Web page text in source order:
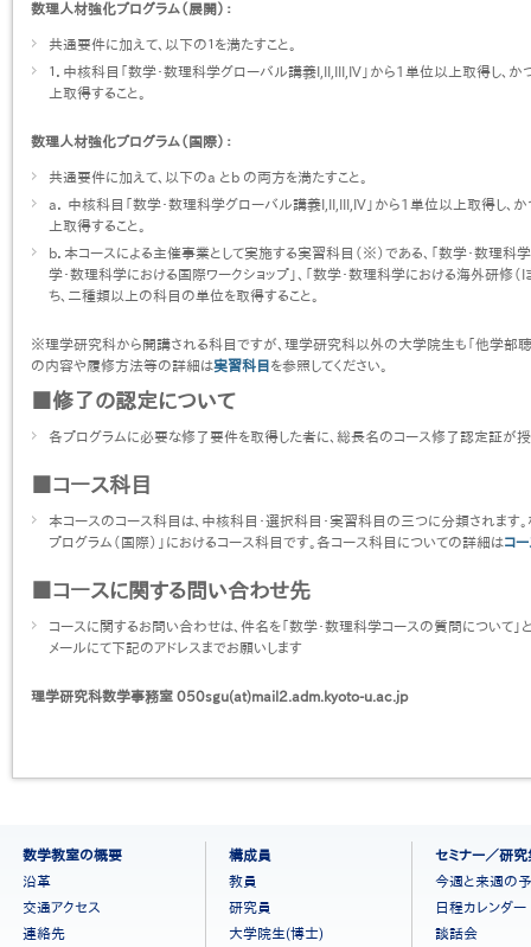
数理人材強化プログラム（展開）：
共通要件に加えて、以下の１を満たすこと。
１．中核科目「数学・数理科学グローバル講義I,II,III,IV」から1単位以上取得し、
上取得すること。
数理人材強化プログラム（国際）：
共通要件に加えて、以下のa とb の両方を満たすこと。
a． 中核科目「数学・数理科学グローバル講義I,II,III,IV」から1単位以上取得し、
上取得すること。
b．本コースによる主催事業として実施する実習科目（※）である、「数学・数理科
学・数理科学における国際ワークショップ」、「数学・数理科学における海外研修
ち、二種類以上の科目の単位を取得すること。
※理学研究科から開講される科目ですが、理学研究科以外の大学院生も「他学部聴
の内容や履修方法等の詳細は実習科目を参照してください。
■修了の認定について
各プログラムに必要な修了要件を取得した者に、総長名のコース修了認定証が授
■コース科目
本コースのコース科目は、中核科目・選択科目・実習科目の三つに分類されます
プログラム（国際）」におけるコース科目です。各コース科目についての詳細はコ
■コースに関する問い合わせ先
コースに関するお問い合わせは、件名を「数学・数理科学コースの質問について」
メールにて下記のアドレスまでお願いします
理学研究科数学事務室 050sgu(at)mail2.adm.kyoto-u.ac.jp
数学教室の概要
沿革
交通アクセス
連絡先
構成員
教員
研究員
大学院生(博士)
セミナー／研
今週と来週の
日程カレンダー
談話会